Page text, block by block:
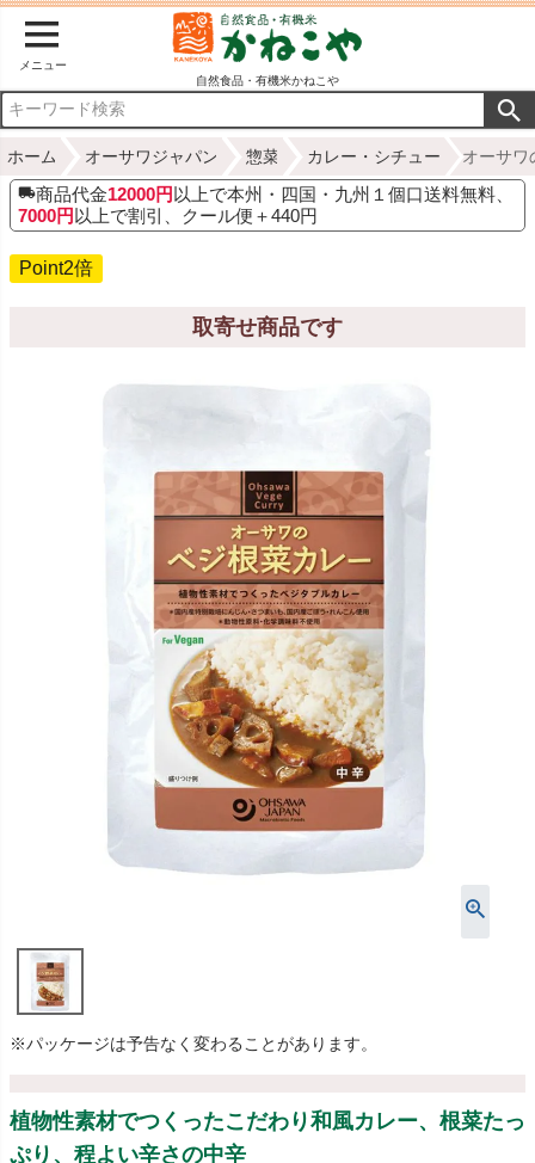
メニュー
自然食品・有機米かねこや
ホーム オーサワジャパン 惣菜 カレー・シチュー オーサワ
商品代金12000円 以上で本州・四国・九州１個口送料無料、
7000円 以上で割引、クール便＋440円
Point2倍
取寄せ商品です
※パッケージは予告なく変わることがあります。
植物性素材でつくったこだわり和風カレー、根菜たっ
ぷり、程よい辛さの中辛